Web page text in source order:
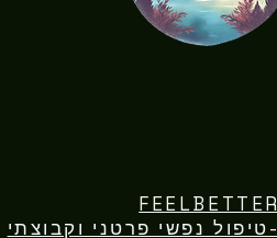
FEELBETTER